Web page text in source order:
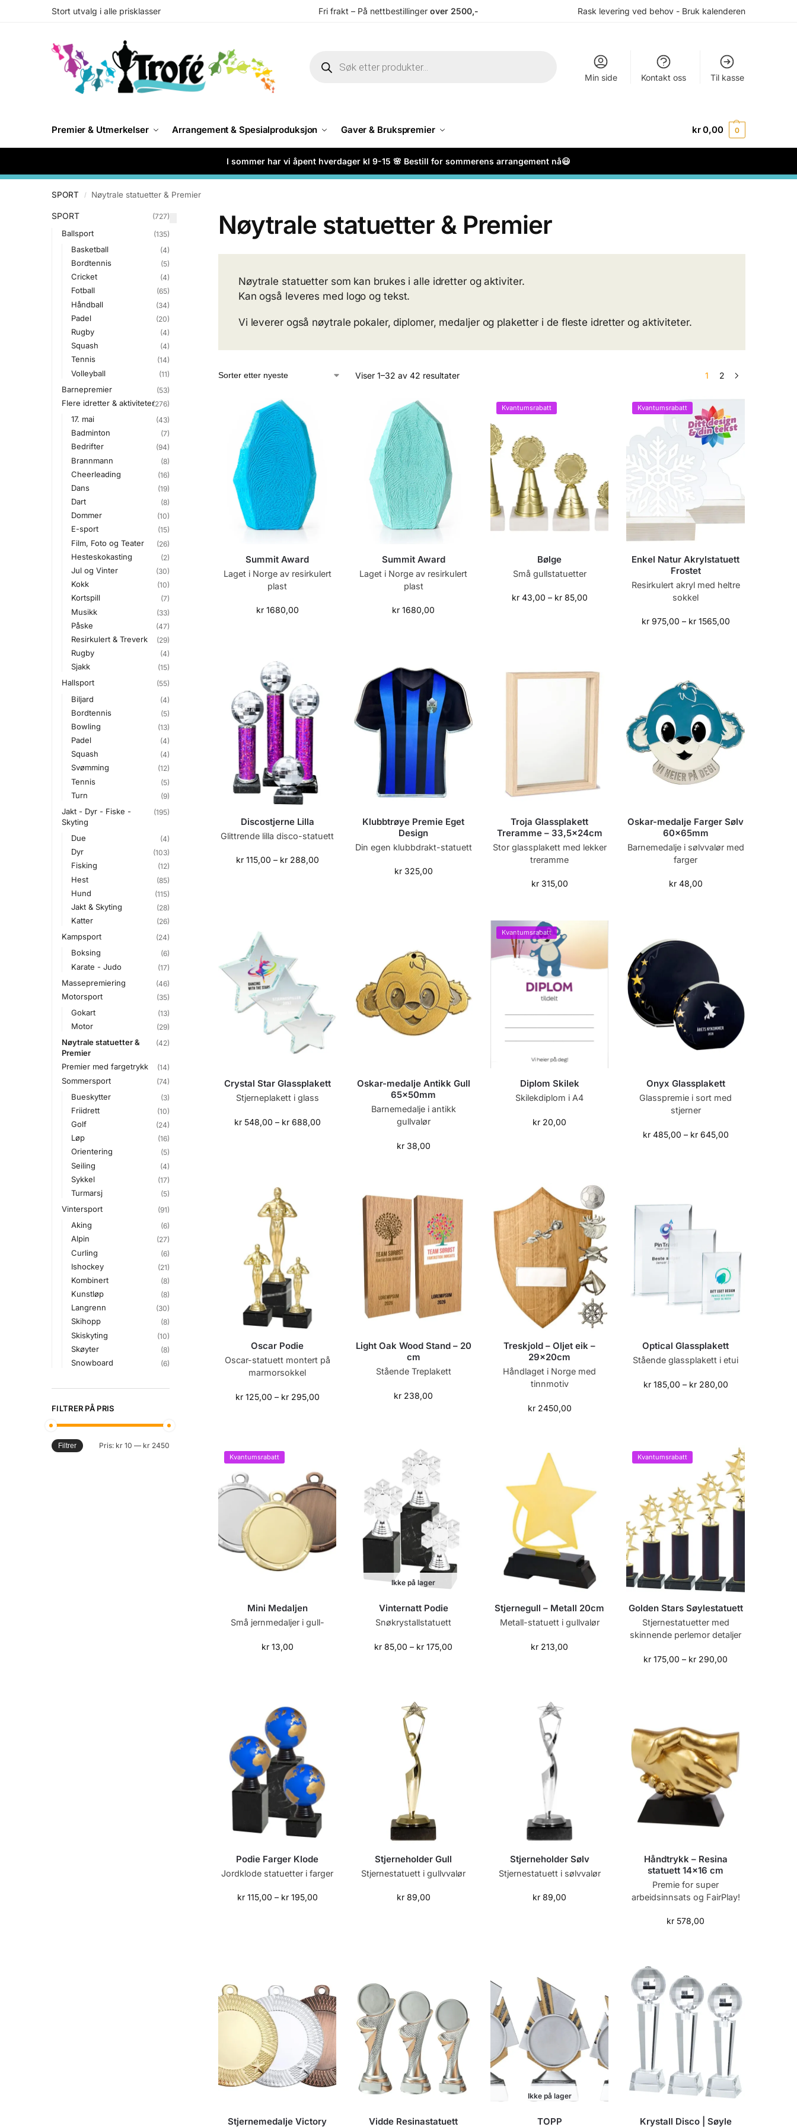
Stort utvalg i alle prisklasser Fri frakt – På nettbestillinger over 2500,- Rask levering ved behov - Bruk kalenderen
Min side Kontakt oss Til kasse
Premier & Utmerkelser Arrangement & Spesialproduksjon Gaver & Brukspremier kr0,00 0
I sommer har vi åpent hverdager kl 9-15 🌸 Bestill for sommerens arrangement nå😃
SPORT / Nøytrale statuetter & Premier
Nøytrale statuetter & Premier
Nøytrale statuetter som kan brukes i alle idretter og aktiviter.
Kan også leveres med logo og tekst.
Vi leverer også nøytrale pokaler, diplomer, medaljer og plaketter i de fleste idretter og aktiviteter.
Viser 1–32 av 42 resultater 1 2
Summit Award
Laget i Norge av resirkulert
plast
kr1680,00
Summit Award
Laget i Norge av resirkulert
plast
kr 1680,00
Kvantumsrabatt
Bølge
Små gullstatuetter
kr43,00 – kr85,00
Kvantumsrabatt
Enkel Natur Akrylstatuett
Frostet
Resirkulert akryl med heltre
sokkel
kr975,00 – kr1565,00
Discostjerne Lilla
Glittrende lilla disco-statuett
kr115,00 – kr288,00
Klubbtrøye Premie Eget
Design
Din egen klubbdrakt-statuett
kr325,00
Troja Glassplakett
Treramme – 33,5x24cm
Stor glassplakett med lekker
treramme
kr315,00
Oskar-medalje Farger Sølv
60x65mm
Barnemedalje i sølvvalør med
farger
kr48,00
Crystal Star Glassplakett
Stjerneplakett i glass
kr548,00 – kr688,00
Oskar-medalje Antikk Gull
65x50mm
Barnemedalje i antikk
gullvalør
kr38,00
Kvantumsrabatt
Diplom Skilek
Skilekdiplom i A4
kr 20,00
Onyx Glassplakett
Glasspremie i sort med
stjerner
kr485,00 – kr645,00
Oscar Podie
Oscar-statuett montert på
marmorsokkel
kr125,00 – kr295,00
Light Oak Wood Stand – 20
cm
Stående Treplakett
kr 238,00
Treskjold – Oljet eik –
29x20cm
Håndlaget i Norge med
tinnmotiv
kr2450,00
Optical Glassplakett
Stående glassplakett i etui
kr185,00 – kr280,00
Kvantumsrabatt
Mini Medaljen
Små jernmedaljer i gull-
kr13,00
Ikke på lager
Vinternatt Podie
Snøkrystallstatuett
kr 85,00 – kr 175,00
Stjernegull – Metall 20cm
Metall-statuett i gullvalør
kr 213,00
Kvantumsrabatt
Golden Stars Søylestatuett
Stjernestatuetter med
skinnende perlemor detaljer
kr 175,00 – kr 290,00
Podie Farger Klode
Jordklode statuetter i farger
kr115,00 – kr195,00
Stjerneholder Gull
Stjernestatuett i gullvvalør
kr89,00
Stjerneholder Sølv
Stjernestatuett i sølvvalør
kr 89,00
Håndtrykk – Resina
statuett 14×16 cm
Premie for super
arbeidsinnsats og FairPlay!
kr 578,00
Stjernemedalje Victory Vidde Resinastatuett
Ikke på lager
TOPP Krystall Disco | Søyle
SPORT (727)
Ballsport (135)
Basketball (4)
Bordtennis (5)
Cricket (4)
Fotball (65)
Håndball (34)
Padel (20)
Rugby (4)
Squash (4)
Tennis (14)
Volleyball (11)
Barnepremier (53)
Flere idretter & aktiviteter(276)
17. mai (43)
Badminton (7)
Bedrifter (94)
Brannmann (8)
Cheerleading (16)
Dans (19)
Dart (8)
Dommer (10)
E-sport (15)
Film, Foto og Teater (26)
Hesteskokasting (2)
Jul og Vinter (30)
Kokk (10)
Kortspill (7)
Musikk (33)
Påske (47)
Resirkulert & Treverk (29)
Rugby (4)
Sjakk (15)
Hallsport (55)
Biljard (4)
Bordtennis (5)
Bowling (13)
Padel (4)
Squash (4)
Svømming (12)
Tennis (5)
Turn (9)
Jakt - Dyr - Fiske -
Skyting
(195)
Due (4)
Dyr (103)
Fisking (12)
Hest (85)
Hund (115)
Jakt & Skyting (28)
Katter (26)
Kampsport (24)
Boksing (6)
Karate - Judo (17)
Massepremiering (46)
Motorsport (35)
Gokart (13)
Motor (29)
Nøytrale statuetter &
Premier
(42)
Premier med fargetrykk (14)
Sommersport (74)
Bueskytter (3)
Friidrett (10)
Golf (24)
Løp (16)
Orientering (5)
Seiling (4)
Sykkel (17)
Turmarsj (5)
Vintersport (91)
Aking (6)
Alpin (27)
Curling (6)
Ishockey (21)
Kombinert (8)
Kunstløp (8)
Langrenn (30)
Skihopp (8)
Skiskyting (10)
Skøyter (8)
Snowboard (6)
FILTRER PÅ PRIS
Filtrer Pris: kr 10 — kr 2450